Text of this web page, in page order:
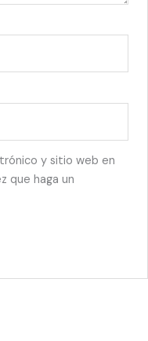
y sitio web en
que haga un